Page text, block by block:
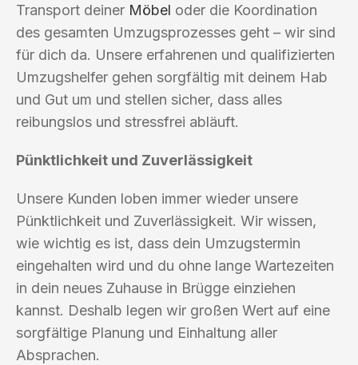
Transport deiner Möbel oder die Koordination
des gesamten Umzugsprozesses geht – wir sind
für dich da. Unsere erfahrenen und qualifizierten
Umzugshelfer gehen sorgfältig mit deinem Hab
und Gut um und stellen sicher, dass alles
reibungslos und stressfrei abläuft.
Pünktlichkeit und Zuverlässigkeit
Unsere Kunden loben immer wieder unsere
Pünktlichkeit und Zuverlässigkeit. Wir wissen,
wie wichtig es ist, dass dein Umzugstermin
eingehalten wird und du ohne lange Wartezeiten
in dein neues Zuhause in Brügge einziehen
kannst. Deshalb legen wir großen Wert auf eine
sorgfältige Planung und Einhaltung aller
Absprachen.